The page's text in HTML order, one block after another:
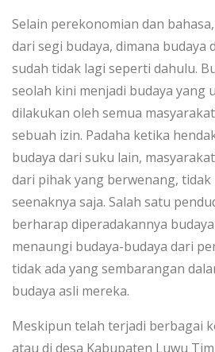
Selain perekonomian dan
dari segi budaya, dimana budaya
sudah tidak lagi seperti dahulu.
seolah kini menjadi budaya yang
dilakukan oleh semua
sebuah izin. Padaha ketika
budaya dari suku lain,
dari pihak yang berwenang, tidak
seenaknya saja. Salah satu
berharap diperadakannya
menaungi budaya-budaya dari
tidak ada yang sembarangan
budaya asli mereka.
Meskipun telah terjadi berbagai
atau di desa Kabupaten Luwu